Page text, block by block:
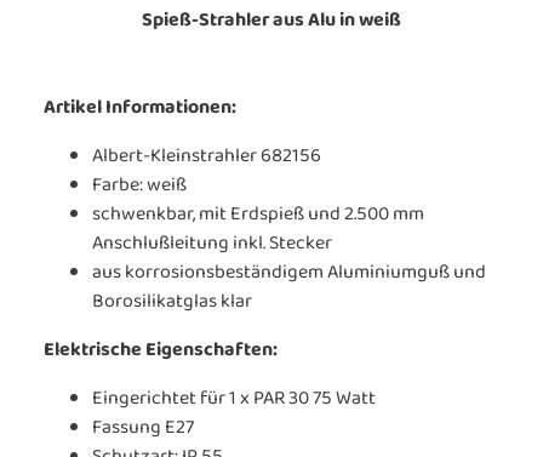
Spieß-Strahler aus Alu in weiß
Artikel Informationen:
Albert-Kleinstrahler 682156
Farbe: weiß
schwenkbar, mit Erdspieß und 2.500 mm
Anschlußleitung inkl. Stecker
aus korrosionsbeständigem Aluminiumguß und
Borosilikatglas klar
Elektrische Eigenschaften:
Eingerichtet für 1 x PAR 30 75 Watt
Fassung E27